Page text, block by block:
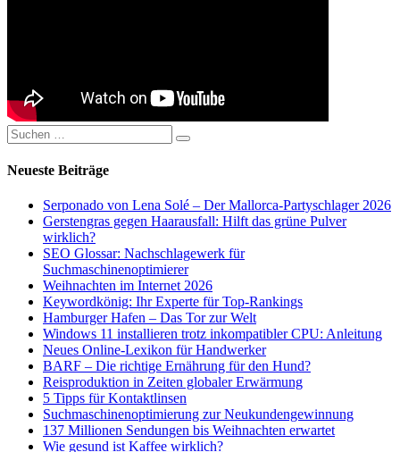
Suchen
nach:
Suchen
Neueste Beiträge
Serponado von Lena Solé – Der Mallorca-Partyschlager 2026
Gerstengras gegen Haarausfall: Hilft das grüne Pulver
wirklich?
SEO Glossar: Nachschlagewerk für
Suchmaschinenoptimierer
Weihnachten im Internet 2026
Keywordkönig: Ihr Experte für Top-Rankings
Hamburger Hafen – Das Tor zur Welt
Windows 11 installieren trotz inkompatibler CPU: Anleitung
Neues Online-Lexikon für Handwerker
BARF – Die richtige Ernährung für den Hund?
Reisproduktion in Zeiten globaler Erwärmung
5 Tipps für Kontaktlinsen
Suchmaschinenoptimierung zur Neukundengewinnung
137 Millionen Sendungen bis Weihnachten erwartet
Wie gesund ist Kaffee wirklich?